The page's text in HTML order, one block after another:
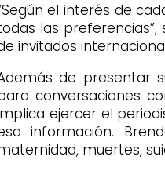
el interés de
las
invitados
de presentar
conversaciones
ejercer el
información.
muertes,